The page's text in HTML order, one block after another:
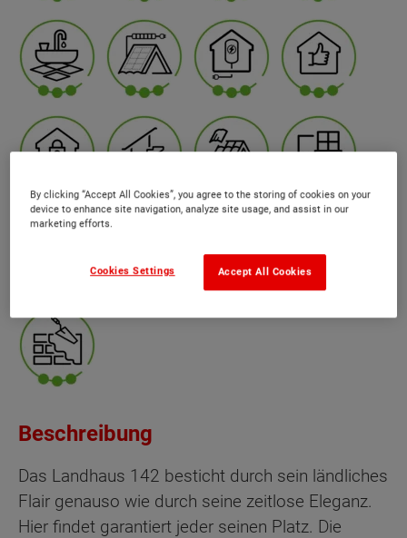
Beschreibung
Das Landhaus 142 besticht durch sein ländliches
Flair genauso wie durch seine zeitlose Eleganz.
Hier findet garantiert jeder seinen Platz. Die
By clicking “Accept All Cookies”, you agree to the storing of cookies on your
device to enhance site navigation, analyze site usage, and assist in our
marketing efforts.
Accept All Cookies
Cookies Settings